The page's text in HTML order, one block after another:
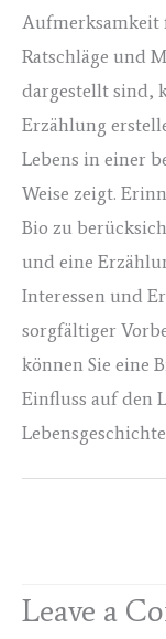
Aufmerksamkeit
Ratschläge und
dargestellt sind,
Erzählung
Lebens in einer
Weise zeigt.
Bio zu
und eine
Interessen und
sorgfältiger
können Sie eine
Einfluss auf den
Leave a